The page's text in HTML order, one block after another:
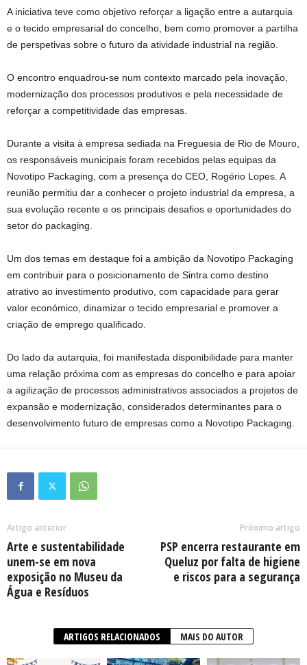
A iniciativa teve como objetivo reforçar a ligação entre a autarquia
e o tecido empresarial do concelho, bem como promover a partilha
de perspetivas sobre o futuro da atividade industrial na região.
O encontro enquadrou-se num contexto marcado pela inovação,
modernização dos processos produtivos e pela necessidade de
reforçar a competitividade das empresas.
Durante a visita à empresa sediada na Freguesia de Rio de Mouro,
os responsáveis municipais foram recebidos pelas equipas da
Novotipo Packaging, com a presença do CEO, Rogério Lopes. A
reunião permitiu dar a conhecer o projeto industrial da empresa, a
sua evolução recente e os principais desafios e oportunidades do
setor do packaging.
Um dos temas em destaque foi a ambição da Novotipo Packaging
em contribuir para o posicionamento de Sintra como destino
atrativo ao investimento produtivo, com capacidade para gerar
valor económico, dinamizar o tecido empresarial e promover a
criação de emprego qualificado.
Do lado da autarquia, foi manifestada disponibilidade para manter
uma relação próxima com as empresas do concelho e para apoiar
a agilização de processos administrativos associados a projetos de
expansão e modernização, considerados determinantes para o
desenvolvimento futuro de empresas como a Novotipo Packaging.
Artigo anterior
Arte e sustentabilidade
unem-se em nova
exposição no Museu da
Água e Resíduos
Próximo artigo
PSP encerra restaurante em
Queluz por falta de higiene
e riscos para a segurança
ARTIGOS RELACIONADOS MAIS DO AUTOR